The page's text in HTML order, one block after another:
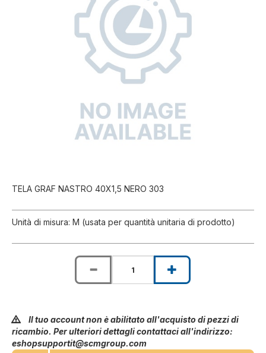
TELA GRAF NASTRO 40X1,5 NERO 303
Unità di misura: M (usata per quantità unitaria di prodotto)
Il tuo account non è abilitato all'acquisto di pezzi di
ricambio. Per ulteriori dettagli contattaci all'indirizzo:
eshopsupportit@scmgroup.com